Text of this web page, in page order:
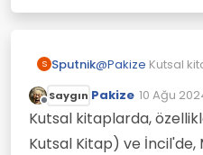
S Sputnik@Pakize Kutsal
gizlendi? Bu
ayette Musa'yı
yazmaktadır?
Çevrimdışı
Saygın Pakize 10 Ağu
Son
Kutsal kitaplarda,
Kutsal Kitap) ve İncil'de,